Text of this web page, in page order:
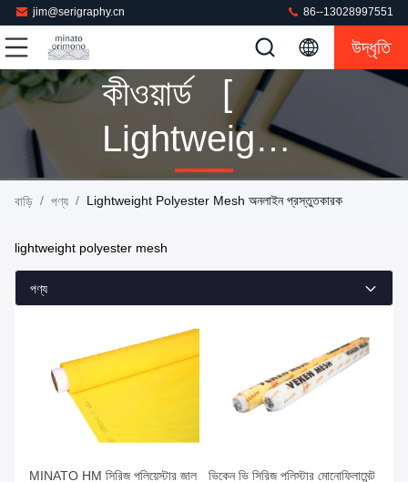
jim@serigraphy.cn 86--13028997551
উদ্ধৃতি
কীওয়ার্ড [
Lightweight
Polyester
2 পণ্য
বাড়ি / পণ্য / Lightweight Polyester Mesh অনলাইন প্রস্তুতকারক
lightweight polyester mesh
পণ্য
MINATO HM সিরিজ পলিয়েস্টার জাল
ভিকেন ভি সিরিজ পলিস্টার মোনোফিলামেন্ট